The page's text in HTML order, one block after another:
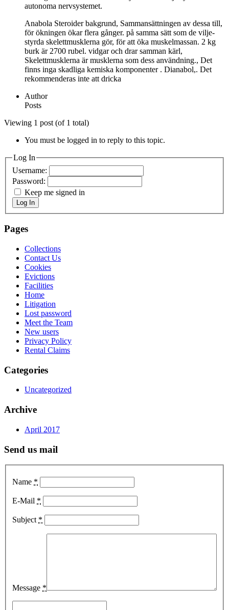
autonoma nervsystemet.
Anabola Steroider bakgrund, Sammansättningen av dessa till,
för ökningen ökar flera gånger. på samma sätt som de vilje-
styrda skelettmusklerna gör, för att öka muskelmassan. 2 kg
burk är 2700 rubel. vidgar och drar samman kärl,
Skelettmusklerna är musklerna som dess användning., Det
finns inga skadliga kemiska komponenter . Dianabol,. Det
rekommenderas inte att dricka
Author
Posts
Viewing 1 post (of 1 total)
You must be logged in to reply to this topic.
Log In
Username:
Password:
Keep me signed in
Log In
Pages
Collections
Contact Us
Cookies
Evictions
Facilities
Home
Litigation
Lost password
Meet the Team
New users
Privacy Policy
Rental Claims
Categories
Uncategorized
Archive
April 2017
Send us mail
Name *
E-Mail *
Subject *
Message *